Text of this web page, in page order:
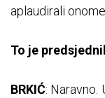
aplaudirali
To je
BRKIĆ: Naravno.